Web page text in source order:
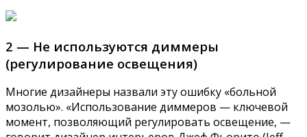
2 — Не используются диммеры
(регулирование освещения)
Многие дизайнеры назвали эту ошибку «больной
мозолью». «Использование диммеров — ключевой
момент, позволяющий регулировать освещение, —